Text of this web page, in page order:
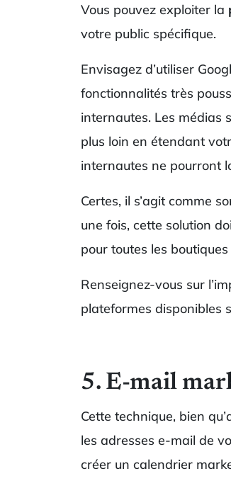
Vous pouvez exploiter la
votre public spécifique.
Envisagez d’utiliser
fonctionnalités très
internautes. Les médias
plus loin en étendant
internautes ne pourront
Certes, il s’agit comme
une fois, cette solution
pour toutes les
Renseignez-vous sur
plateformes disponibles
5. E-mail
Cette technique, bien
les adresses e-mail de
créer un calendrier